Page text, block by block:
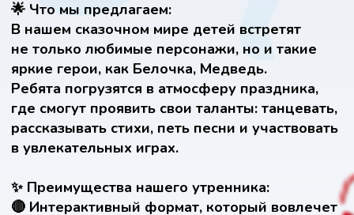
👧👦 Для кого:
Утренники подходят для детей всех
возрастов и могут быть организованы как
в детских садах, так и в школах.
Не упустите возможность сделать этот Новый
год поистине волшебным!
Давайте вместе создадим праздник, который
запомнится надолго!